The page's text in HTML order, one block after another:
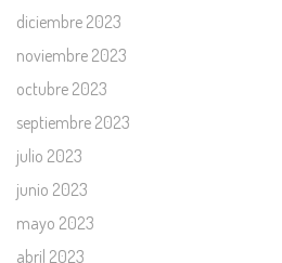
diciembre 2023
noviembre 2023
octubre 2023
septiembre 2023
julio 2023
junio 2023
mayo 2023
abril 2023